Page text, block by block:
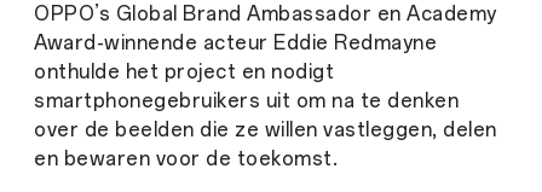
OPPO’s Global Brand Ambassador en Academy
Award-winnende acteur Eddie Redmayne
onthulde het project en nodigt
smartphonegebruikers uit om na te denken
over de beelden die ze willen vastleggen, delen
en bewaren voor de toekomst.